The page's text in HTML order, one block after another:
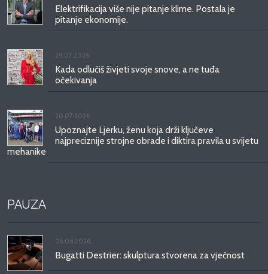
Elektrifikacija više nije pitanje klime. Postala je
pitanje ekonomije.
29.07.2026.
Kada odlučiš živjeti svoje snove, a ne tuđa
očekivanja
20.07.2026.
Upoznajte Ljerku, ženu koja drži ključeve
najpreciznije strojne obrade i diktira pravila u svijetu
mehanike
PAUZA
06.08.2026.
Bugatti Destrier: skulptura stvorena za vječnost